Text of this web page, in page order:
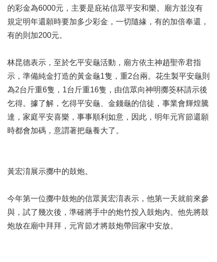
的彩金為6000元，主要是庇祐信眾平安和樂。廟方並沒有
規定明年還願時要加多少彩金，一切隨緣，有的加倍奉還，
有的則加200元。
林昆德表示，至於乞平安龜活動，廟方依主神趙聖帝君指
示，準備純金打造的黃金龜1隻，重2台兩。花生製平安龜則
為2台斤重6隻，1台斤重16隻，由信眾向神明擲筊杯請示後
乞得。據了解，乞得平安龜、金錢龜的信徒，事業會輝煌騰
達，家庭平安喜樂，事事順利如意，因此，明年元宵節還願
時都會加碼，意謂著把龜養大了。
黃宏淯展示擲中的鼓炮。
今年第一位擲中鼓炮的信眾黃宏淯表示，他第一天就前來參
與，試了幾次後，準確將手中的炮竹投入鼓炮內。他先將鼓
炮放在廟中拜拜，元宵節才將鼓炮帶回家中安放。